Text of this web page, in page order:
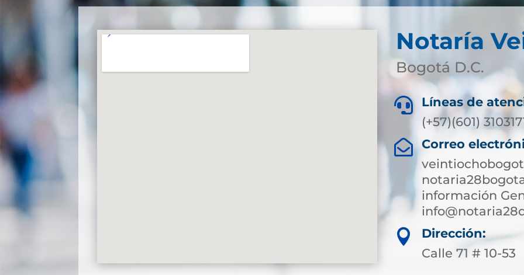
Notaría
Bogotá D.C.

Líneas de
(+57)(601)

Correo
información

Dirección:
Calle 71 # 10-53